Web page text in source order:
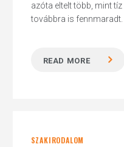
azóta eltelt több, mint
továbbra is fennmaradt.
READ MORE
SZAKIRODALOM